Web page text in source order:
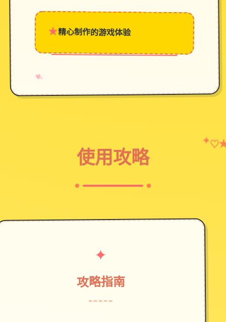
★精心制作的游戏体验
♥
✧
→
使用攻略
✦♡
✦
攻略指南
~~~~~